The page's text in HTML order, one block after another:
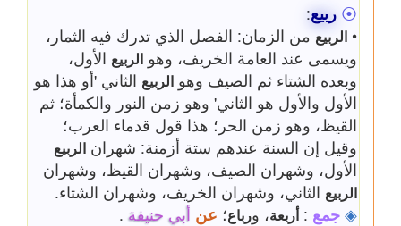
⦿ ربيع:
• الربيعمن الزمان: الفصل الذي تدرك فيه الثمار،
ويسمى عند العامة الخريف، وهو الربيعالأول،
وبعده الشتاء ثم الصيف وهو الربيعالثاني 'أو هذا هو
الأول والأول هو الثاني' وهو زمن النور والكمأة؛ ثم
القيظ، وهو زمن الحر؛ هذا قول قدماء العرب؛
وقيل إن السنة عندهم ستة أزمنة: شهران الربيع
الأول، وشهران الصيف، وشهران القيظ، وشهران
الربيعالثاني، وشهران الخريف، وشهران الشتاء.
◈ جمع : أربعة، ورباع؛ عن أبي حنيفة .